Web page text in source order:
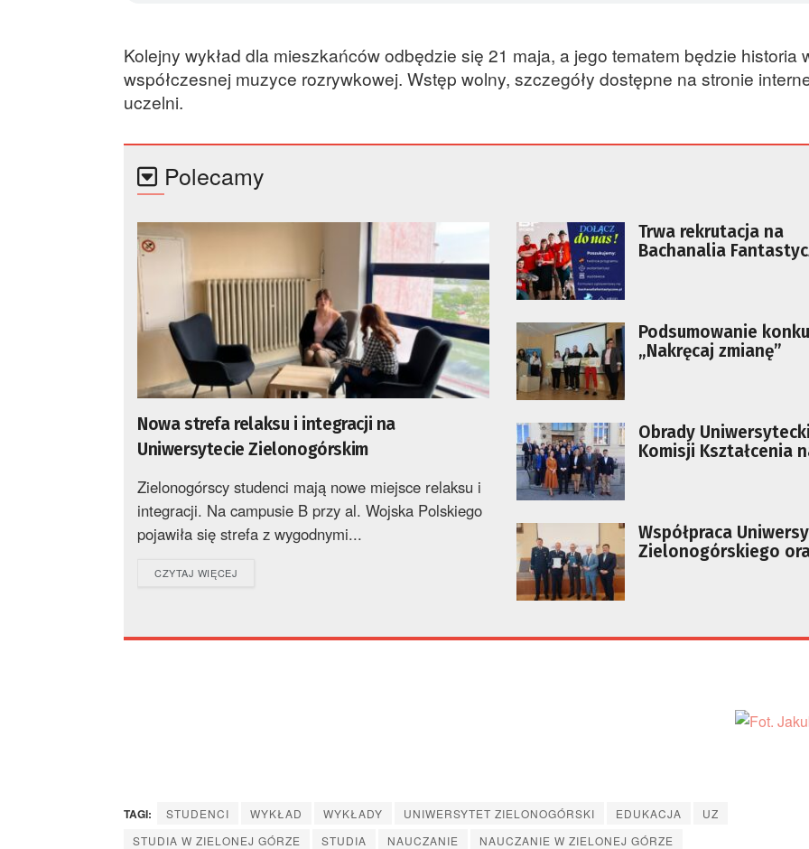
Kolejny wykład dla mieszkańców odbędzie się 21 maja, a jego tematem będzie historia
współczesnej muzyce rozrywkowej. Wstęp wolny, szczegóły dostępne na stronie
uczelni.
Polecamy
Nowa strefa relaksu i integracji na
Uniwersytecie Zielonogórskim
Zielonogórscy studenci mają nowe miejsce relaksu i
integracji. Na campusie B przy al. Wojska Polskiego
pojawiła się strefa z wygodnymi...
CZYTAJ WIĘCEJ
Trwa rekrutacja na
Bachanalia
Podsumowanie
„Nakręcaj zmianę”
Obrady
Komisji Kształcenia
Współpraca
Zielonogórskiego
TAGI: STUDENCI WYKŁAD WYKŁADY UNIWERSYTET ZIELONOGÓRSKI EDUKACJA
UZ
STUDIA W ZIELONEJ GÓRZE
STUDIA NAUCZANIE NAUCZANIE W ZIELONEJ GÓRZE